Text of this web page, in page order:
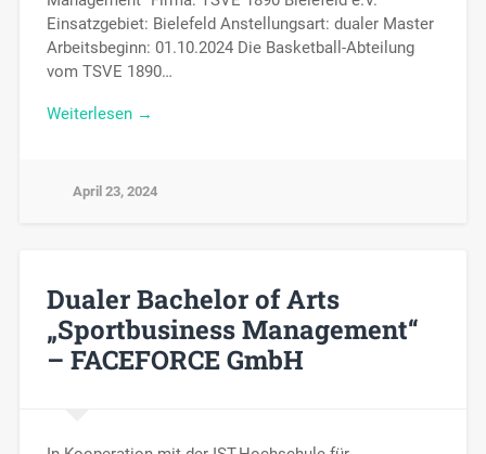
Einsatzgebiet: Bielefeld Anstellungsart: dualer Master
Arbeitsbeginn: 01.10.2024 Die Basketball-Abteilung
vom TSVE 1890…
Weiterlesen →
April 23, 2024
Dualer Bachelor of Arts
„Sportbusiness Management“
– FACEFORCE GmbH